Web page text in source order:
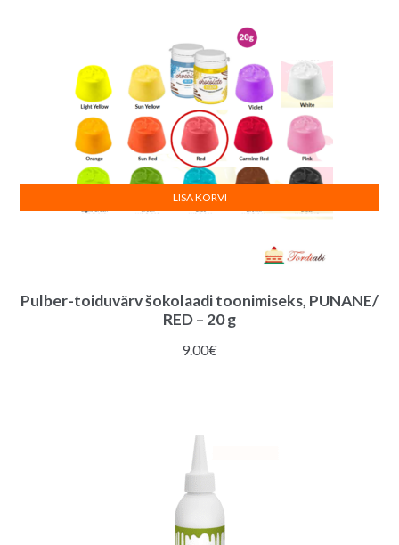
Pulber-toiduvärv šokolaadi toonimiseks, PUNANE/
RED – 20 g
9.00€
LISA KORVI